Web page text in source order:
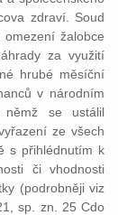
zdraví. Soud
žalobce
za využití
hrubé měsíční
v národním
němž se ustálil
ze všech
s přihlédnutím k
či vhodnosti
(podrobněji viz
sp. zn. 25 Cdo